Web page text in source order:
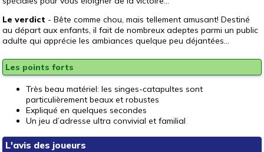
Le verdict - Bête comme chou, mais tellement amusant! Destiné
au départ aux enfants, il fait de nombreux adeptes parmi un public
adulte qui apprécie les ambiances quelque peu déjantées...
Les points forts
Très beau matériel: les singes-catapultes sont
particulièrement beaux et robustes
Expliqué en quelques secondes
Un jeu d’adresse ultra convivial et familial
L'avis des joueurs